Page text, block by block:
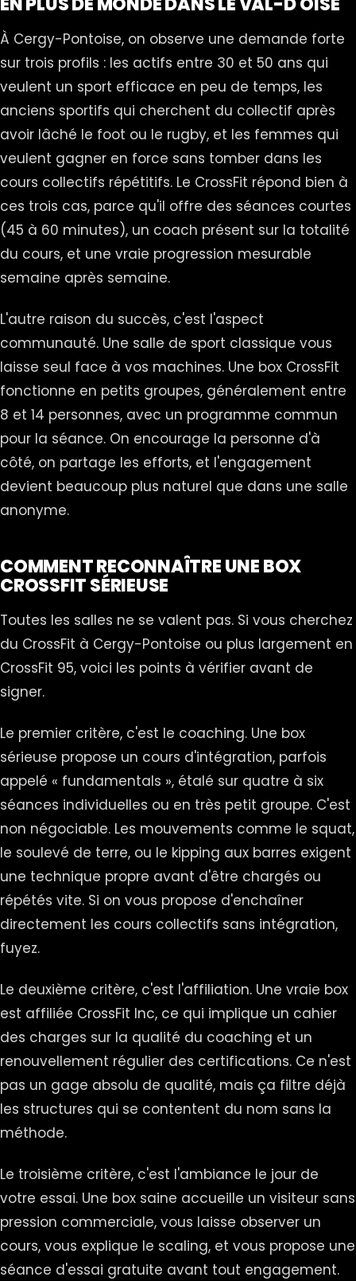
À Cergy-Pontoise, on observe une demande forte
sur trois profils : les actifs entre 30 et 50 ans qui
veulent un sport efficace en peu de temps, les
anciens sportifs qui cherchent du collectif après
avoir lâché le foot ou le rugby, et les femmes qui
veulent gagner en force sans tomber dans les
cours collectifs répétitifs. Le CrossFit répond bien à
ces trois cas, parce qu'il offre des séances courtes
(45 à 60 minutes), un coach présent sur la totalité
du cours, et une vraie progression mesurable
semaine après semaine.
L'autre raison du succès, c'est l'aspect
communauté. Une salle de sport classique vous
laisse seul face à vos machines. Une box CrossFit
fonctionne en petits groupes, généralement entre
8 et 14 personnes, avec un programme commun
pour la séance. On encourage la personne d'à
côté, on partage les efforts, et l'engagement
devient beaucoup plus naturel que dans une salle
anonyme.
COMMENT RECONNAÎTRE UNE BOX
CROSSFIT SÉRIEUSE
Toutes les salles ne se valent pas. Si vous cherchez
du CrossFit à Cergy-Pontoise ou plus largement en
CrossFit 95, voici les points à vérifier avant de
signer.
Le premier critère, c'est le coaching. Une box
sérieuse propose un cours d'intégration, parfois
appelé « fundamentals », étalé sur quatre à six
séances individuelles ou en très petit groupe. C'est
non négociable. Les mouvements comme le squat,
le soulevé de terre, ou le kipping aux barres exigent
une technique propre avant d'être chargés ou
répétés vite. Si on vous propose d'enchaîner
directement les cours collectifs sans intégration,
fuyez.
Le deuxième critère, c'est l'affiliation. Une vraie box
est affiliée CrossFit Inc, ce qui implique un cahier
des charges sur la qualité du coaching et un
renouvellement régulier des certifications. Ce n'est
pas un gage absolu de qualité, mais ça filtre déjà
les structures qui se contentent du nom sans la
méthode.
Le troisième critère, c'est l'ambiance le jour de
votre essai. Une box saine accueille un visiteur sans
pression commerciale, vous laisse observer un
cours, vous explique le scaling, et vous propose une
séance d'essai gratuite avant tout engagement.